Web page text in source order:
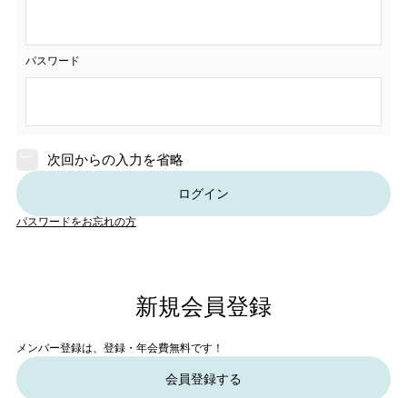
パスワード
次回からの入力を省略
ログイン
パスワードをお忘れの方
新規会員登録
メンバー登録は、登録・年会費無料です！
会員登録する